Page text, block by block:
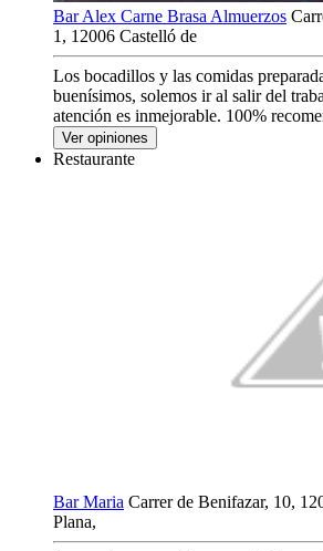
Bar Alex Carne Brasa Almuerzos
1, 12006 Castelló de
Los bocadillos y las comidas
buenísimos, solemos ir al salir del
atención es inmejorable. 100%
Ver opiniones
Restaurante
Bar Maria Carrer de Benifazar, 10,
Plana,